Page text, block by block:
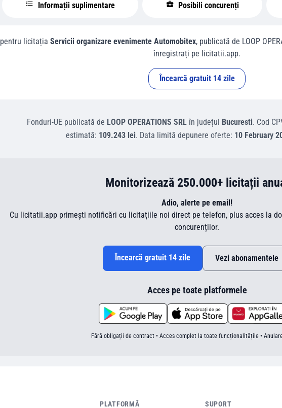
Informații suplimentare Posibili concurenți
licitația Servicii organizare evenimente Automobitex, publicată de LOOP
înregistrați pe licitatii.app.
Încearcă gratuit 14 zile
Fonduri-UEpublicată de LOOP OPERATIONS SRLîn județul Bucuresti. Cod
estimată: 109.243 lei. Data limită depunere oferte: 10 February
Monitorizează 250.000+ licitații
Adio, alerte pe email!
Cu licitatii.app primești notificări cu licitațiile noi direct pe telefon, plus acces la
concurenților.
Încearcă gratuit 14 zile Vezi abonamentele
Acces pe toate platformele
Fără obligații de contract • Acces complet la toate funcționalitățile •
PLATFORMĂ SUPORT